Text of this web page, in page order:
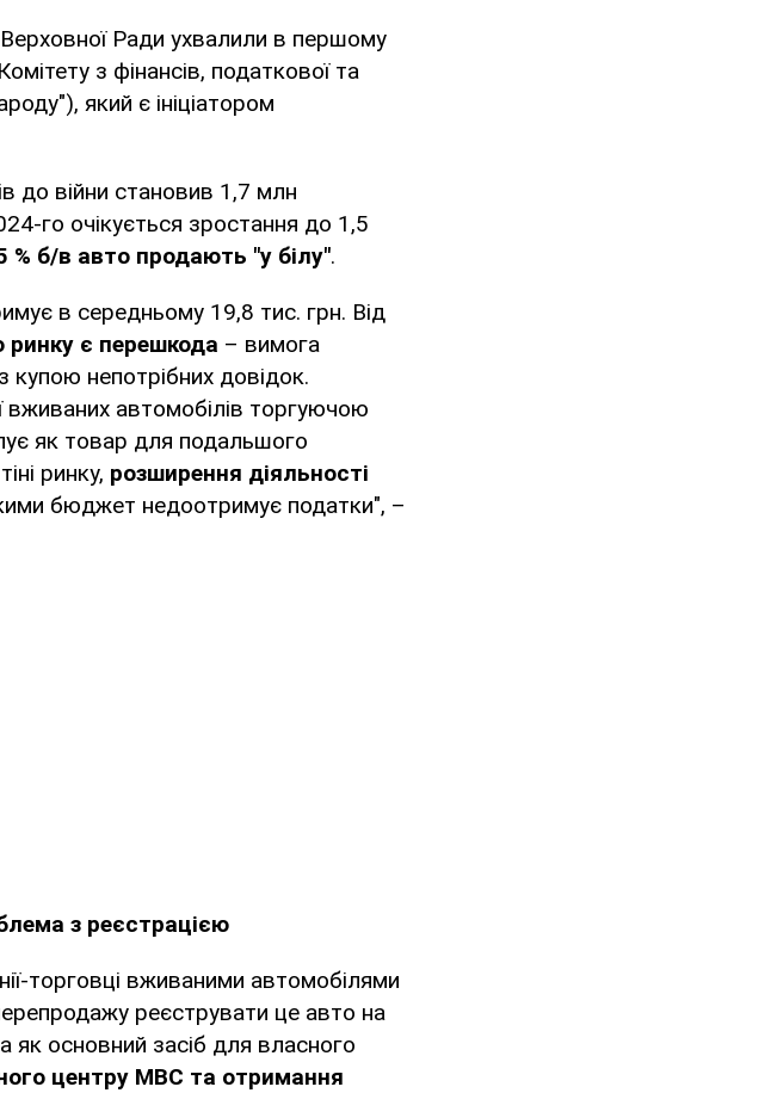
Ради ухвалили в першому
з фінансів, податкової та
який є ініціатором
до війни становив 1,7 млн
го очікується зростання до 1,5
% б/в авто продають "у білу".
в середньому 19,8 тис. грн. Від
ринку є перешкода – вимога
купою непотрібних довідок.
вживаних автомобілів торгуючою
як товар для подальшого
ринку, розширення діяльності
бюджет недоотримує податки", –
з реєстрацією
торговці вживаними автомобілями
реєструвати це авто на
як основний засіб для власного
центру МВС та отримання